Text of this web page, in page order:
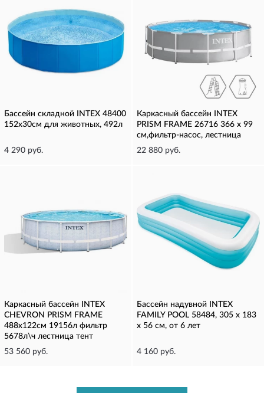
Бассейн складной INTEX 48400
152х30см для животных, 492л
4 290 руб.
Каркасный бассейн INTEX
PRISM FRAME 26716 366 х 99
см,фильтр-насос, лестница
22 880 руб.
Каркасный бассейн INTEX
CHEVRON PRISM FRAME
488х122см 19156л фильтр
5678л\ч лестница тент
53 560 руб.
Бассейн надувной INTEX
FAMILY POOL 58484, 305 х 183
х 56 см, от 6 лет
4 160 руб.